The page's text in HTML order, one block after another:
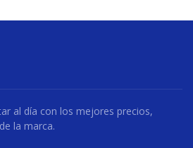
al día con los mejores precios,
la marca.